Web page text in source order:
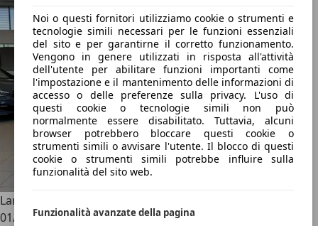
Noi o questi fornitori utilizziamo cookie o strumenti e
tecnologie simili necessari per le funzioni essenziali
del sito e per garantirne il corretto funzionamento.
Vengono in genere utilizzati in risposta all'attività
dell'utente per abilitare funzioni importanti come
l'impostazione e il mantenimento delle informazioni di
accesso o delle preferenze sulla privacy. L'uso di
questi cookie o tecnologie simili non può
normalmente essere disabilitato. Tuttavia, alcuni
browser potrebbero bloccare questi cookie o
strumenti simili o avvisare l'utente. Il blocco di questi
cookie o strumenti simili potrebbe influire sulla
funzionalità del sito web.
Funzionalità avanzate della pagina
Lancia Ypsilon
01/2033*NEOPAT*UNIPRO*